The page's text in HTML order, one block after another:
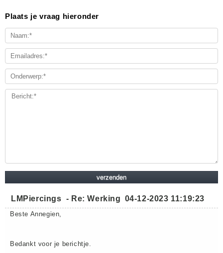
Plaats je vraag hieronder
LMPiercings - Re: Werking 04-12-2023 11:19:23
Beste Annegien,
Bedankt voor je berichtje.